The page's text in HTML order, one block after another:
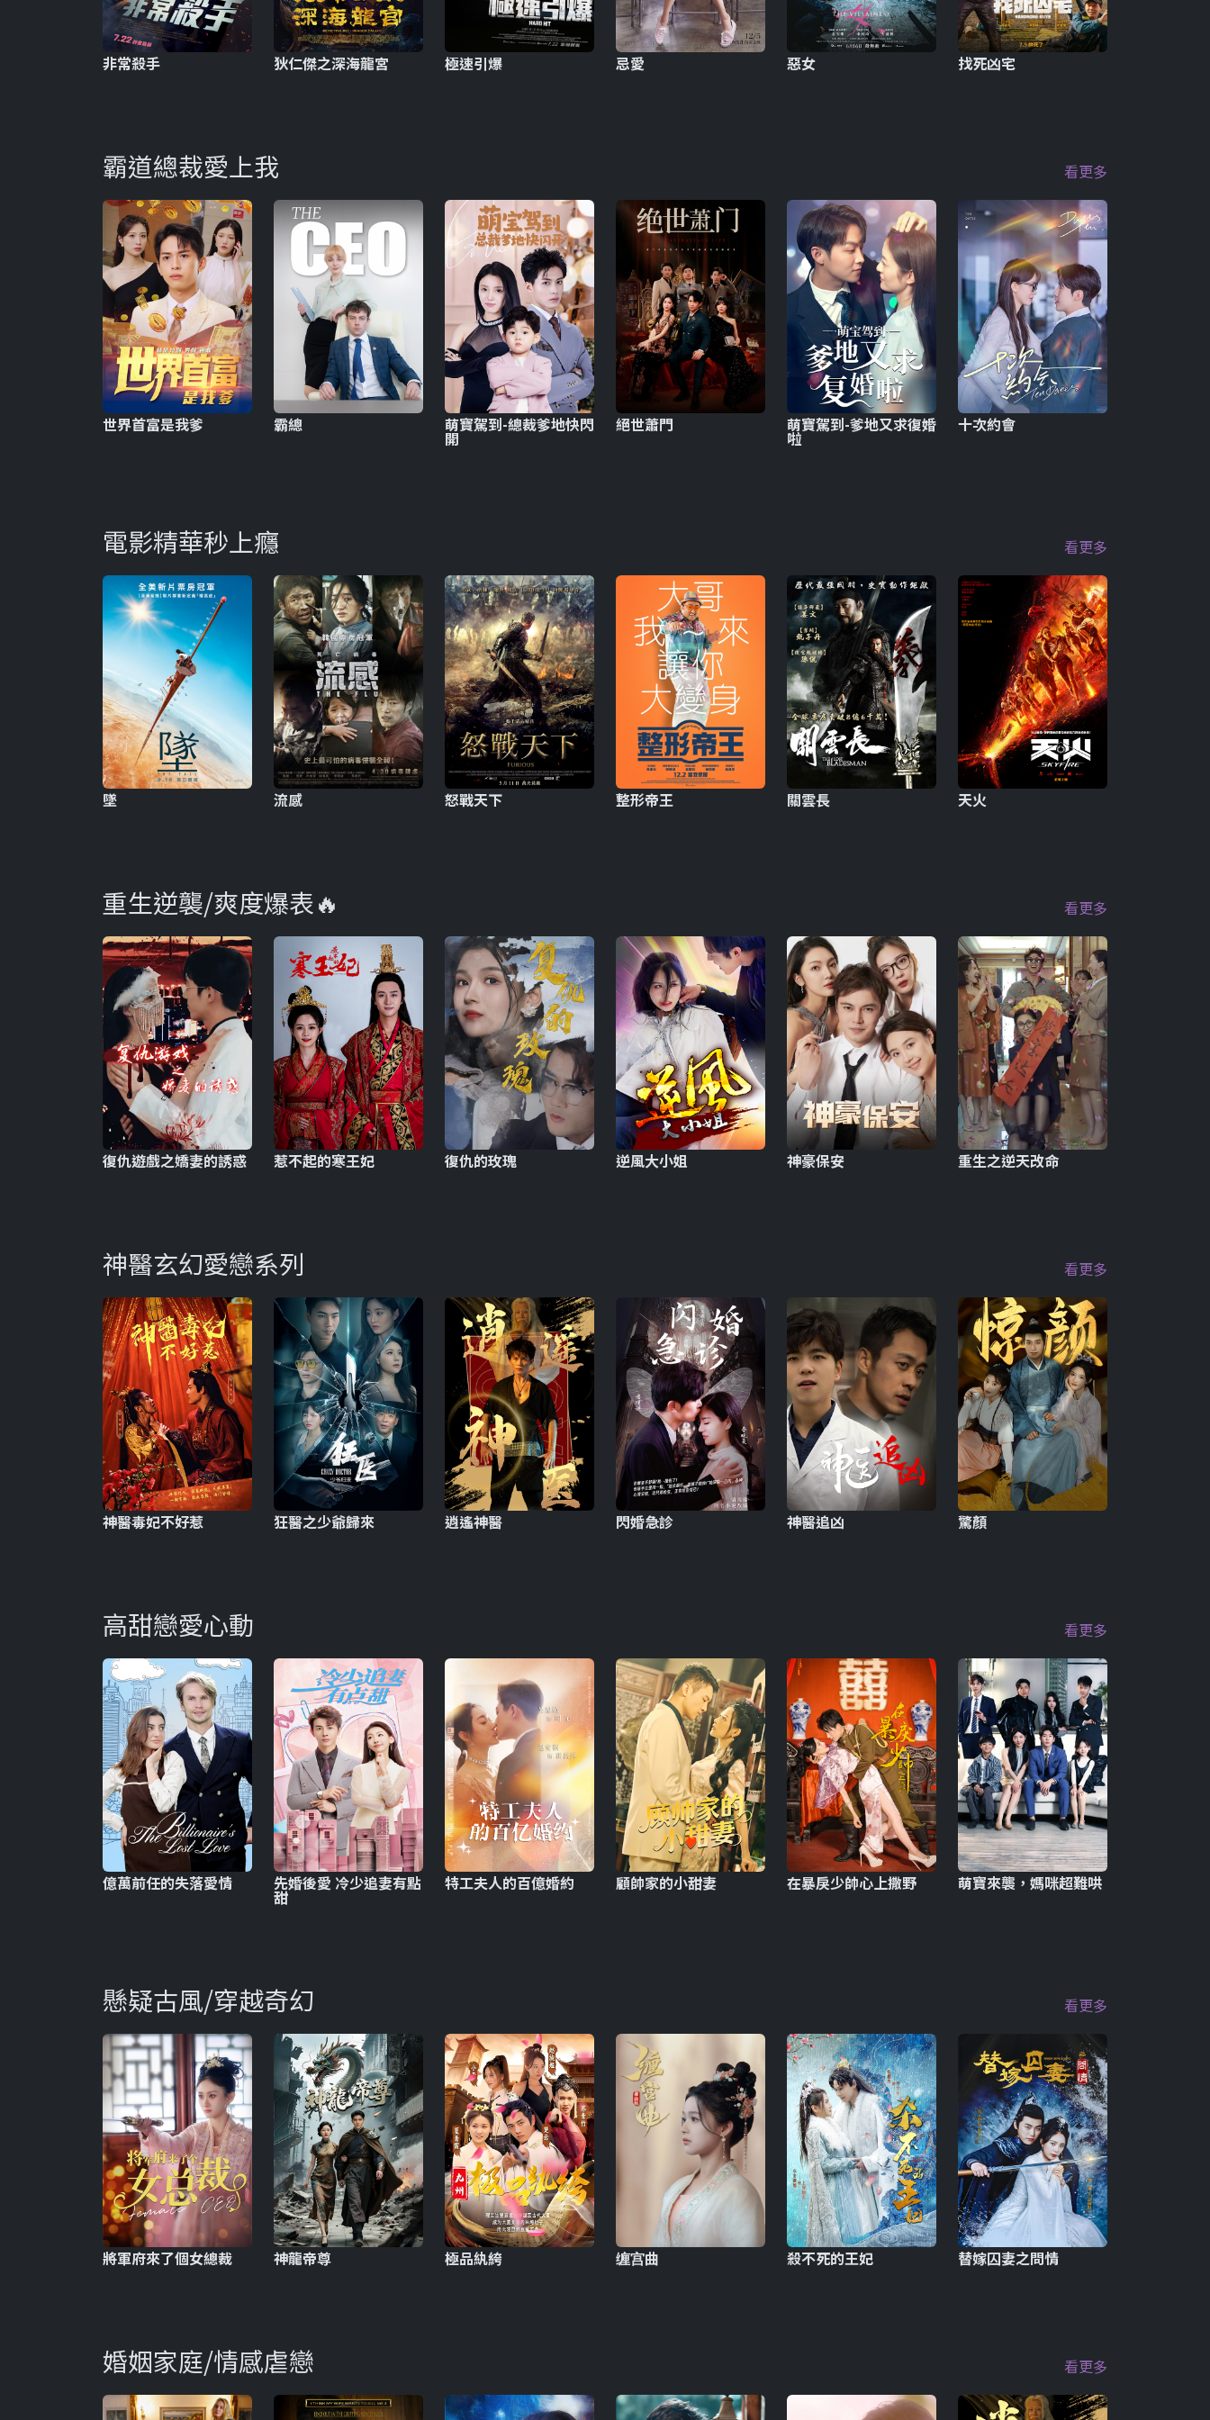
非常殺手 狄仁傑之深海龍宮 極速引爆 忌愛 惡女 找死凶宅
霸道總裁愛上我 看更多
世界首富是我爹 霸總 萌寶駕到-總裁爹地快閃
開
絕世蕭門 萌寶駕到-爹地又求復婚
啦
十次約會
電影精華秒上癮 看更多
墜 流感 怒戰天下 整形帝王 關雲長 天火
重生逆襲/爽度爆表🔥 看更多
復仇遊戲之嬌妻的誘惑 惹不起的寒王妃 復仇的玫瑰 逆風大小姐 神豪保安 重生之逆天改命
神醫玄幻愛戀系列 看更多
神醫毒妃不好惹 狂醫之少爺歸來 逍遙神醫 閃婚急診 神醫追凶 驚顏
高甜戀愛心動 看更多
億萬前任的失落愛情 先婚後愛 冷少追妻有點
甜
特工夫人的百億婚約 顧帥家的小甜妻 在暴戾少帥心上撒野 萌寶來襲，媽咪超難哄
懸疑古風/穿越奇幻 看更多
將軍府來了個女總裁 神龍帝尊 極品紈絝 缠宫曲 殺不死的王妃 替嫁囚妻之問情
婚姻家庭/情感虐戀 看更多